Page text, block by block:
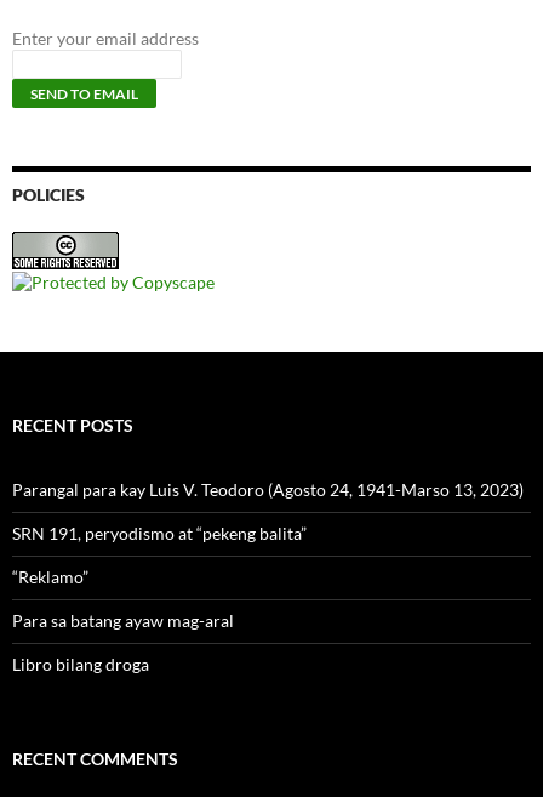
Enter your email address
POLICIES
RECENT POSTS
Parangal para kay Luis V. Teodoro (Agosto 24, 1941-Marso 13, 2023)
SRN 191, peryodismo at “pekeng balita”
“Reklamo”
Para sa batang ayaw mag-aral
Libro bilang droga
RECENT COMMENTS